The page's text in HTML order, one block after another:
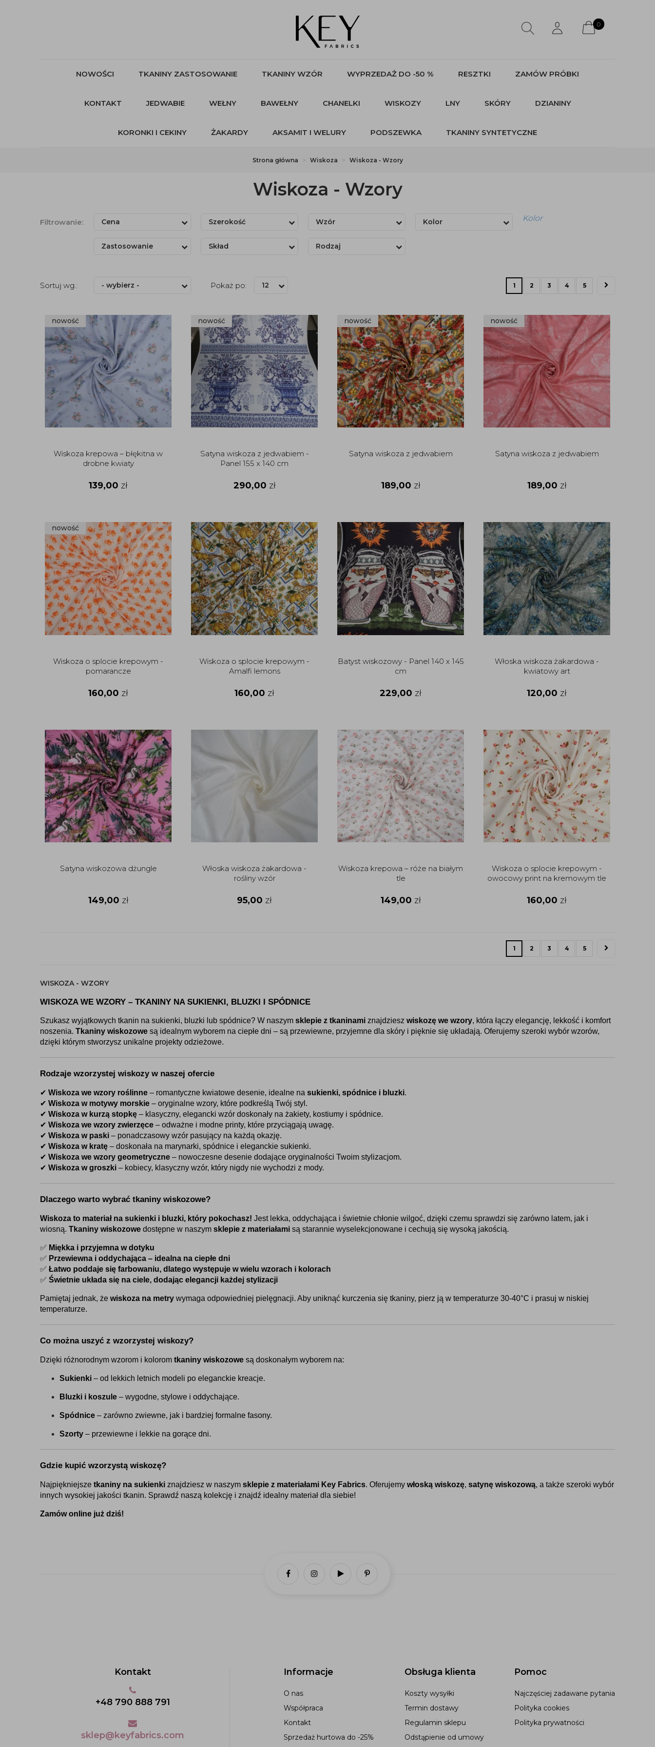
0
NOWOŚCI TKANINY ZASTOSOWANIE TKANINY WZÓR WYPRZEDAŻ DO -50 % RESZTKI ZAMÓW PRÓBKI
KONTAKT JEDWABIE WEŁNY BAWEŁNY CHANELKI WISKOZY LNY SKÓRY DZIANINY
KORONKI I CEKINY ŻAKARDY AKSAMIT I WELURY PODSZEWKA TKANINY SYNTETYCZNE
Strona główna Wiskoza Wiskoza - Wzory
Wiskoza - Wzory
Filtrowanie: Cena Szerokość Wzór Kolor
Zastosowanie Skład Rodzaj
Kolor
Sortuj wg.: - wybierz - Pokaż po: 12 1 2 3 4 5
nowość
Wiskoza krepowa – błękitna w
drobne kwiaty
139,00 zł
nowość
Satyna wiskoza z jedwabiem -
Panel 155 x 140 cm
290,00 zł
nowość
Satyna wiskoza z jedwabiem
189,00 zł
nowość
Satyna wiskoza z jedwabiem
189,00 zł
nowość
Wiskoza o splocie krepowym -
pomarancze
160,00 zł
Wiskoza o splocie krepowym -
Amalfi lemons
160,00 zł
Batyst wiskozowy - Panel 140 x 145
cm
229,00 zł
Włoska wiskoza żakardowa -
kwiatowy art
120,00 zł
Satyna wiskozowa dżungle
149,00 zł
Włoska wiskoza żakardowa -
rośliny wzór
95,00 zł
Wiskoza krepowa – róże na białym
tle
149,00 zł
Wiskoza o splocie krepowym -
owocowy print na kremowym tle
160,00 zł
1 2 3 4 5
WISKOZA - WZORY
WISKOZA WE WZORY – TKANINY NA SUKIENKI, BLUZKI I SPÓDNICE
Szukasz wyjątkowych tkanin na sukienki, bluzki lub spódnice? W naszym sklepie z tkaninami znajdziesz wiskozę we wzory, która łączy elegancję, lekkość i komfort
noszenia. Tkaniny wiskozowe są idealnym wyborem na ciepłe dni – są przewiewne, przyjemne dla skóry i pięknie się układają. Oferujemy szeroki wybór wzorów,
dzięki którym stworzysz unikalne projekty odzieżowe.
Rodzaje wzorzystej wiskozy w naszej ofercie
✔ Wiskoza we wzory roślinne – romantyczne kwiatowe desenie, idealne na sukienki, spódnice i bluzki.
✔ Wiskoza w motywy morskie – oryginalne wzory, które podkreślą Twój styl.
✔ Wiskoza w kurzą stopkę – klasyczny, elegancki wzór doskonały na żakiety, kostiumy i spódnice.
✔ Wiskoza we wzory zwierzęce – odważne i modne printy, które przyciągają uwagę.
✔ Wiskoza w paski – ponadczasowy wzór pasujący na każdą okazję.
✔ Wiskoza w kratę – doskonała na marynarki, spódnice i eleganckie sukienki.
✔ Wiskoza we wzory geometryczne – nowoczesne desenie dodające oryginalności Twoim stylizacjom.
✔ Wiskoza w groszki – kobiecy, klasyczny wzór, który nigdy nie wychodzi z mody.
Dlaczego warto wybrać tkaniny wiskozowe?
Wiskoza to materiał na sukienki i bluzki, który pokochasz! Jest lekka, oddychająca i świetnie chłonie wilgoć, dzięki czemu sprawdzi się zarówno latem, jak i
wiosną. Tkaniny wiskozowe dostępne w naszym sklepie z materiałami są starannie wyselekcjonowane i cechują się wysoką jakością.
✅ Miękka i przyjemna w dotyku
✅ Przewiewna i oddychająca – idealna na ciepłe dni
✅ Łatwo poddaje się farbowaniu, dlatego występuje w wielu wzorach i kolorach
✅ Świetnie układa się na ciele, dodając elegancji każdej stylizacji
Pamiętaj jednak, że wiskoza na metry wymaga odpowiedniej pielęgnacji. Aby uniknąć kurczenia się tkaniny, pierz ją w temperaturze 30-40°C i prasuj w niskiej
temperaturze.
Co można uszyć z wzorzystej wiskozy?
Dzięki różnorodnym wzorom i kolorom tkaniny wiskozowe są doskonałym wyborem na:
Sukienki – od lekkich letnich modeli po eleganckie kreacje.
Bluzki i koszule – wygodne, stylowe i oddychające.
Spódnice – zarówno zwiewne, jak i bardziej formalne fasony.
Szorty – przewiewne i lekkie na gorące dni.
Gdzie kupić wzorzystą wiskozę?
Najpiękniejsze tkaniny na sukienki znajdziesz w naszym sklepie z materiałami Key Fabrics. Oferujemy włoską wiskozę, satynę wiskozową, a także szeroki wybór
innych wysokiej jakości tkanin. Sprawdź naszą kolekcję i znajdź idealny materiał dla siebie!
Zamów online już dziś!
Informacje
O nas
Współpraca
Kontakt
Sprzedaż hurtowa do -25%
Obsługa klienta
Koszty wysyłki
Termin dostawy
Regulamin sklepu
Odstąpienie od umowy
Pomoc
Najczęściej zadawane pytania
Polityka cookies
Polityka prywatności
Kontakt
+48 790 888 791
sklep@keyfabrics.com